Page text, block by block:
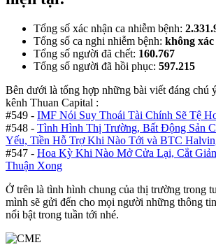
Tổng số xác nhận ca nhiễm bệnh:
Tổng số ca nghi nhiễm bệnh: không
Tổng số người đã chết: 160.767
Tổng số người đã hồi phục: 597.215
Bên dưới là tổng hợp những bài viết đáng chú
kênh Thuan Capital :
#549 - IMF Nói Suy Thoái Tài Chính Sẽ Tệ
#548 - Tình Hình Thị Trường, Bất Động Sản
Yếu, Tiền Hỗ Trợ Khi Nào Tới và BTC
#547 - Hoa Kỳ Khi Nào Mở Cửa Lại, Cắt
Thuận Xong
Ở trên là tình hình chung của thị trường trong
mình sẽ gửi đến cho mọi người những thông
nổi bật trong tuần tới nhé.